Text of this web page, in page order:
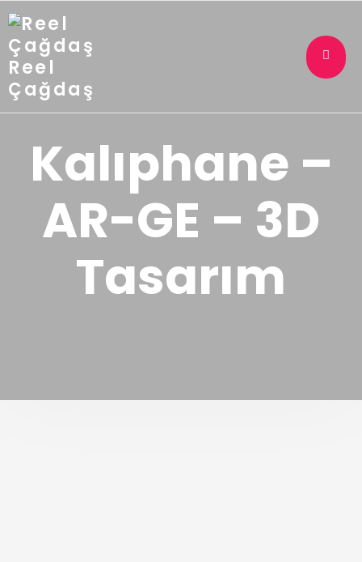
Reel
Çağdaş
Kalıphane –
AR-GE – 3D
Tasarım